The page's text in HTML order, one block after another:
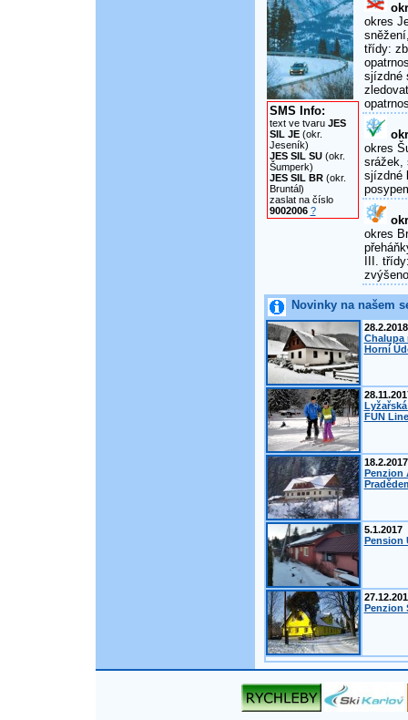
SMS Info:
text ve tvaru JES
SIL JE(okr.
Jeseník)
JES SIL SU(okr.
Šumperk)
JES SIL BR(okr.
Bruntál)
zaslat na číslo
9002006 ?
okres
třídy:
sjízdné
okres
srážek,
sjízdné
okres
III.
Novinky na našem
28.2.2018
Chalupa
Horní
FUN
18.2.2017
Penzion
5.1.2017
Pension
Penzion